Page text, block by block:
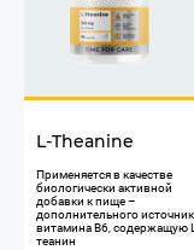
L-Theanine
​Применяется в качестве
биологически активной
добавки к пище –
дополнительного
витамина В6, содержащую
теанин